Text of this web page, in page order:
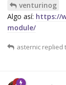
venturinog
Algo así: https://
module/
asternic replied